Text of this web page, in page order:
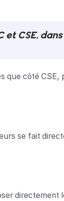
et CSE,
que côté
se fait
directement